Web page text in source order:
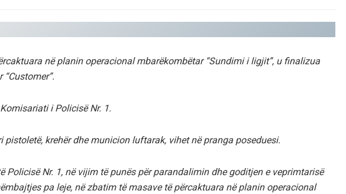
në planin operacional mbarëkombëtar “Sundimi i ligjit”, u finalizua
i Policisë Nr. 1.
pistoletë, krehër dhe municion luftarak, vihet në pranga poseduesi.
Policisë Nr. 1, në vijim të punës për parandalimin dhe goditjen e veprimtarisë
pa leje, në zbatim të masave të përcaktuara në planin operacional